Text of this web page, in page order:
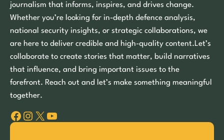
journalism that informs, inspires, and drives change.
Whether you’re looking for in-depth defence analysis,
national security insights, or strategic collaborations, we
are here to deliver credible and high-quality content.Let’s
collaborate to create stories that matter, build narratives
that influence, and bring important issues to the
forefront. Reach out and let’s make something meaningful
together.
Facebook Instagram X YouTube